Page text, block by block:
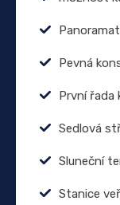
Pevná
První řada
Sedlová
Sluneční
Stanice